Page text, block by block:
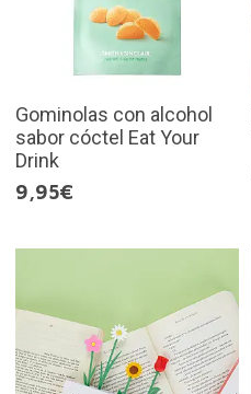
Gominolas con alcohol
sabor cóctel Eat Your
Drink
9,95€